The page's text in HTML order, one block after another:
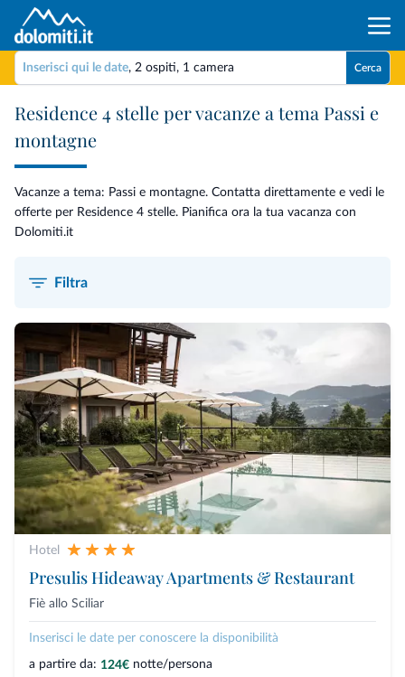
Inserisci qui le date, 2 ospiti, 1 camera Cerca
Residence 4 stelle per vacanze a tema Passi e
montagne
Vacanze a tema: Passi e montagne. Contatta direttamente e vedi le
offerte per Residence 4 stelle. Pianifica ora la tua vacanza con
Dolomiti.it
Filtra
Hotel
Presulis Hideaway Apartments & Restaurant
Fiè allo Sciliar
Inserisci le date per conoscere la disponibilità
a partire da: 124€ notte/persona